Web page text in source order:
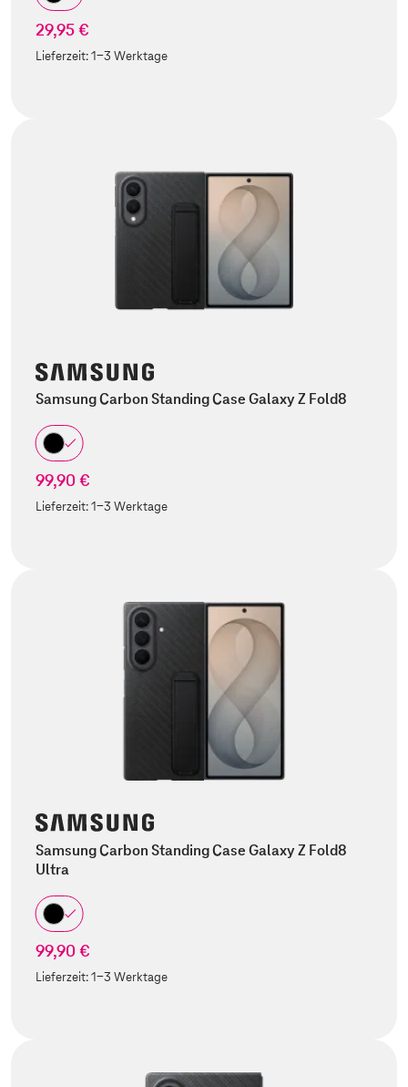
29,95 €
Lieferzeit:1-3 Werktage
Samsung Carbon Standing Case Galaxy Z Fold8
99,90 €
Lieferzeit:1-3 Werktage
Samsung Carbon Standing Case Galaxy Z Fold8
Ultra
99,90 €
Lieferzeit:1-3 Werktage